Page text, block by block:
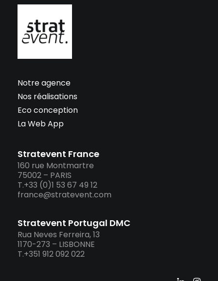
Notre agence
Nos réalisations
Eco conception
La Web App
Stratevent France
160 rue Montmartre
75002 – PARIS
T.+33 (0)1 53 67 49 12
france@stratevent.com
Stratevent Portugal DMC
Rua Neves Ferreira, 13
1170-273 – LISBONNE
T.+351 912 092 022